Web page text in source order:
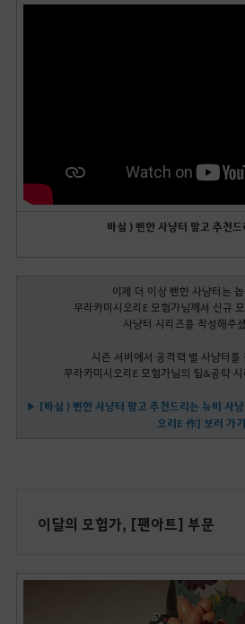
바실 ) 뻔한 사냥터 말고 추천
이제 더 이상 뻔한 사냥터는 놉
무라카미시오리E 모험가님께서 신규
사냥터 시리즈를 작성해주
시즌 서버에서 공격력 별 사냥터를
무라카미시오리E 모험가님의 팁&공략
▶ [바실 ) 뻔한 사냥터 말고 추천드리는 뉴비 사
오리E 作] 보러 가기
이달의 모험가, [팬아트] 부문